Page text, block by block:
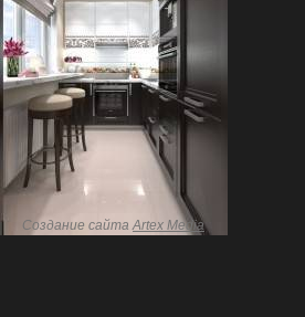
Создание сайтаArtex Media